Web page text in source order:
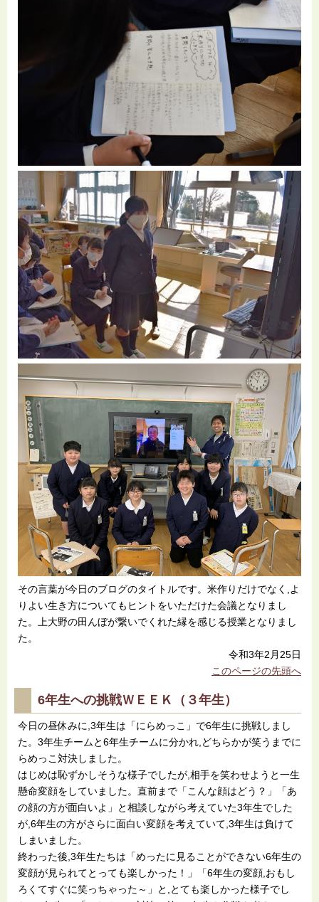
その言葉が今日のブログのタイトルです。米作りだけでなく,よ
りよい生き方についてもヒントをいただけた会議となりまし
た。上大野の田んぼが繋いでくれた縁を感じる授業となりまし
た。
令和3年2月25日
このページの先頭へ
6年生への挑戦ＷＥＥＫ（３年生）
今日の昼休みに,3年生は「にらめっこ」で6年生に挑戦しまし
た。3年生チームと6年生チームに分かれ,どちらかが笑うまでに
らめっこ対決しました。
はじめは恥ずかしそうな様子でしたが,相手を笑わせようと一生
懸命変顔をしていました。直前まで「こんな顔はどう？」「あ
の顔の方が面白いよ」と相談しながら考えていた3年生でした
が,6年生の方がさらに面白い変顔を考えていて,3年生は負けて
しまいました。
終わった後,3年生たちは「めったに見ることができない6年生の
変顔が見られてとっても楽しかった！」「6年生の変顔,おもし
ろくてすぐに笑っちゃった～」と,とても楽しかった様子でし